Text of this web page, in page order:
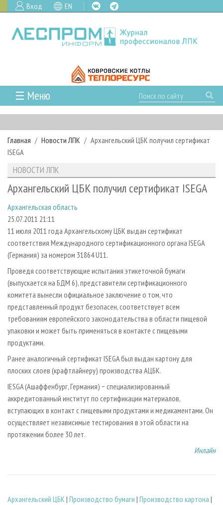
Вход EN
☰ Меню
ГЛАВНАЯ
РУБРИКИ И ТЕМЫ
РУБРИКИ ЖУРНАЛА
ЛЕСОЗАГОТОВКА
ЛЕСОПИЛЕНИЕ
ДЕРЕВООБРАБОТКА
СУШКА ДРЕВЕСИНЫ
ПРОИЗВОДСТВО ДРЕВЕСНЫХ ПЛИТ
ДЕРЕВЯННОЕ ДОМОСТРОЕНИЕ
ПРОИЗВОДСТВО МЕБЕЛИ
БИОЭНЕРГЕТИКА
ЦБП
ИНСТРУМЕНТ И МАТЕРИАЛЫ
НОВОСТИ
НОВОСТИ ЛПК
НОВОСТИ ЖУРНАЛА
НОВОСТИ КОМПАНИЙ
ПРОЕКТЫ ЛПИ
АНАЛИТИКА
ПРЕДПРИЯТИЯ ЛПК
ЛЕСНЫЕ РЕГИОНЫ РОССИИ
ПЕРСОНЫ
МОБИЛЬНЫЕ ВЫСТАВКИ
ПРИОРИТЕТНЫЕ ИНВЕСТПРОЕКТЫ
RUSSIAN FORESTRY REVIEW
ГАЗЕТА ЛЕСПРОМФОРУМ
БИБЛИОТЕКА СПЕЦИАЛИСТА
АРХИВ ЖУРНАЛОВ
СТАТЬИ
ПОДПИСКА
КОНТАКТЫ
РЕКЛАМОДАТЕЛЯМ
РЕКЛАМА
РЕКЛАМА НА САЙТЕ
Главная Новости ЛПК
Архангельский ЦБК получил сертификат
ISEGA
НОВОСТИ ЛПК
Архангельский ЦБК получил сертификат ISEGA
Архангельская область
25.07.2011 21:11
11 июля 2011 года Архангельскому ЦБК выдан сертификат
соответствия Международного сертификационного органа ISEGA
(Германия) за номером 31864 U11.
Проведя соответствующие испытания этикеточной бумаги
(выпускается на БДМ 6), представители сертификационного
комитета вынесли официальное заключение о том, что
представленный продукт безопасен, соответствует всем
требованиям европейского законодательства в области пищевой
упаковки и может быть применяться в контакте с пищевыми
продуктами.
Ранее аналогичный сертификат ISEGA был выдан картону для
плоских слоев (крафтлайнеру) производства АЦБК.
IESGA (Ашаффенбург, Германия) − специализированный
аккредитованный институт по сертификации материалов,
вступающих в контакт с пищевыми продуктами и медикаментами. Он
осуществляет независимые тестирования в этой области на
протяжении более 30 лет.
Инлайн
Архангельский ЦБК | Производство бумаги | Производство картона |